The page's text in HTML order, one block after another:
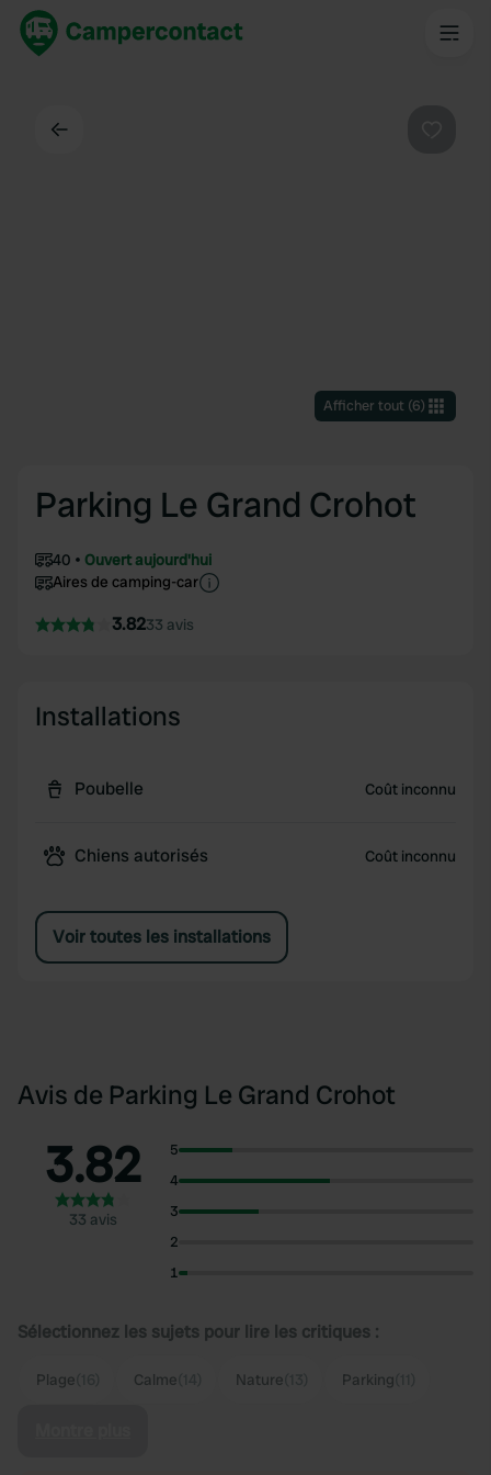
Afficher tout(6)
Parking Le Grand Crohot
40
Ouvert aujourd'hui
Aires de camping-car
3.8233 avis
Installations
Poubelle Coût inconnu
Chiens autorisés Coût inconnu
Voir toutes les installations
Avis de Parking Le Grand Crohot
3.82
33 avis
5
4
3
2
1
Sélectionnez les sujets pour lire les critiques :
Plage Calme Nature Parking